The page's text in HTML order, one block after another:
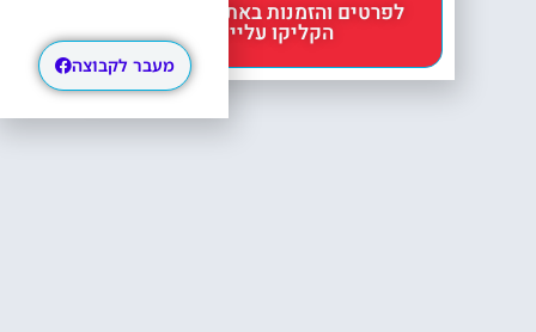
הקליקו עליי 😊
מעבר לקבוצה